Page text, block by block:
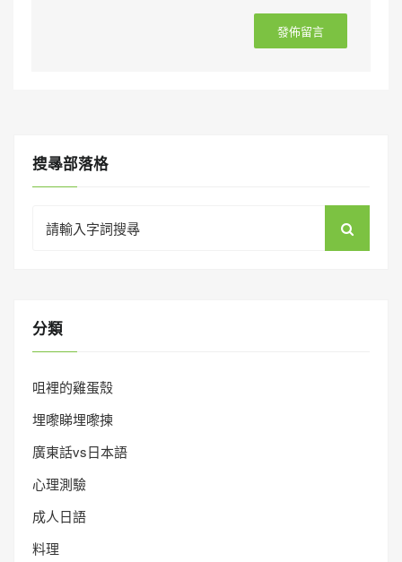
搜㝷部落格
for:
分類
咀裡的雞蛋殼
埋嚟睇埋嚟揀
廣東話vs日本語
心理測驗
成人日語
料理